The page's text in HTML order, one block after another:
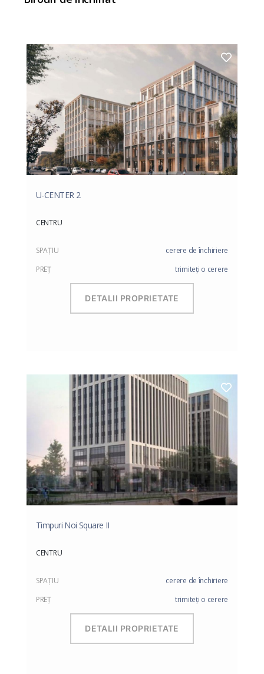
U-CENTER 2
CENTRU
SPAŢIU
cerere de închiriere
PREŢ
trimiteți o cerere
DETALII PROPRIETATE
Timpuri Noi Square II
CENTRU
SPAŢIU
cerere de închiriere
PREŢ
trimiteți o cerere
DETALII PROPRIETATE